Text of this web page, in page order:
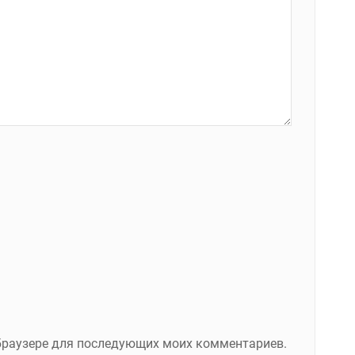
для последующих моих комментариев.